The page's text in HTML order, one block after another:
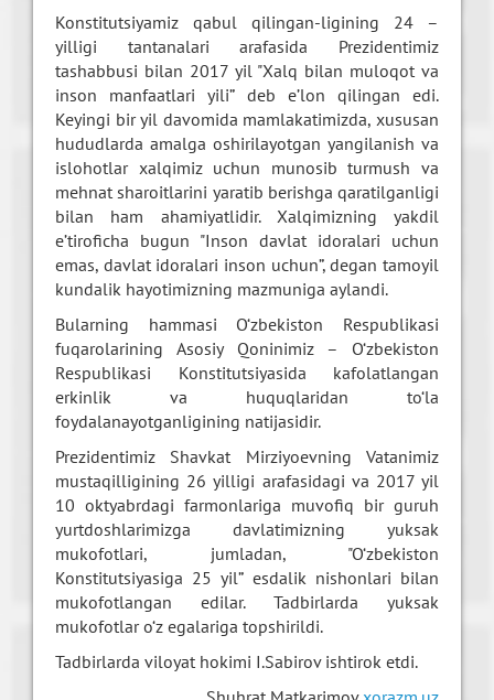
Konstitutsiyamiz qabul qilingan-ligining 24 –
yilligi tantanalari arafasida Prezidentimiz
tashabbusi bilan 2017 yil "Xalq bilan muloqot va
inson manfaatlari yili” deb e’lon qilingan edi.
Keyingi bir yil davomida mamlakatimizda, xususan
hududlarda amalga oshirilayotgan yangilanish va
islohotlar xalqimiz uchun munosib turmush va
mehnat sharoitlarini yaratib berishga qaratilganligi
bilan ham ahamiyatlidir. Xalqimizning yakdil
e’tiroficha bugun "Inson davlat idoralari uchun
emas, davlat idoralari inson uchun”, degan tamoyil
kundalik hayotimizning mazmuniga aylandi.
Bularning hammasi O‘zbekiston Respublikasi
fuqarolarining Asosiy Qoninimiz – O‘zbekiston
Respublikasi Konstitutsiyasida kafolatlangan
erkinlik va huquqlaridan to‘la
foydalanayotganligining natijasidir.
Prezidentimiz Shavkat Mirziyoevning Vatanimiz
mustaqilligining 26 yilligi arafasidagi va 2017 yil
10 oktyabrdagi farmonlariga muvofiq bir guruh
yurtdoshlarimizga davlatimizning yuksak
mukofotlari, jumladan, "O‘zbekiston
Konstitutsiyasiga 25 yil” esdalik nishonlari bilan
mukofotlangan edilar. Tadbirlarda yuksak
mukofotlar o‘z egalariga topshirildi.
Tadbirlarda viloyat hokimi I.Sabirov ishtirok etdi.